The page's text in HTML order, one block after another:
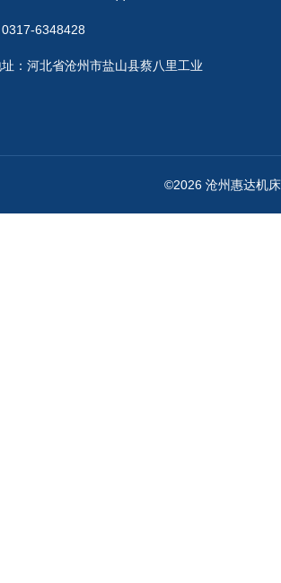
6348428
：河北省沧州市盐山县蔡八里工业
©2026 沧州惠达机